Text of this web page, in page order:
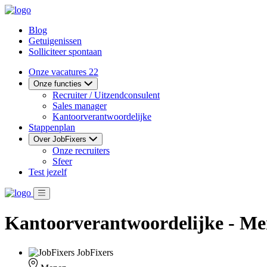
Blog
Getuigenissen
Solliciteer spontaan
Onze vacatures 22
Onze functies
Recruiter / Uitzendconsulent
Sales manager
Kantoorverantwoordelijke
Stappenplan
Over JobFixers
Onze recruiters
Sfeer
Test jezelf
Kantoorverantwoordelijke -
JobFixers